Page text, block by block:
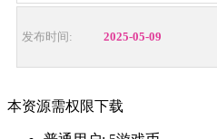
发布时间: 2025-05-09
本资源需权限下载